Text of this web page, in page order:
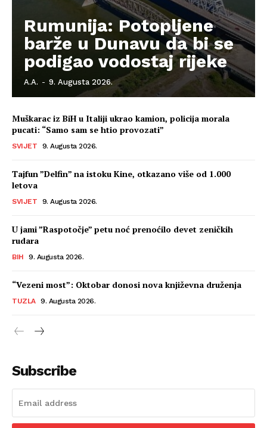
Rumunija: Potopljene
barže u Dunavu da bi se
podigao vodostaj rijeke
A.A. - 9. Augusta 2026.
Muškarac iz BiH u Italiji ukrao kamion, policija morala
pucati: “Samo sam se htio provozati”
SVIJET 9. Augusta 2026.
Tajfun ”Delfin” na istoku Kine, otkazano više od 1.000
letova
SVIJET 9. Augusta 2026.
U jami ”Raspotočje” petu noć prenoćilo devet zeničkih
rudara
BIH 9. Augusta 2026.
“Vezeni most”: Oktobar donosi nova književna druženja
TUZLA 9. Augusta 2026.
Subscribe